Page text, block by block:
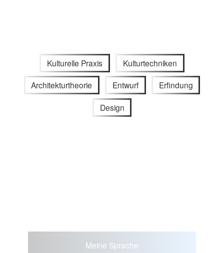
Kulturelle Praxis Kulturtechniken
Architekturtheorie Entwurf Erfindung
Design
Meine Sprache